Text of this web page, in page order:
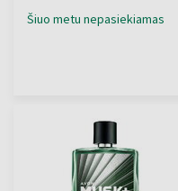
Šiuo metu nepasiekiamas